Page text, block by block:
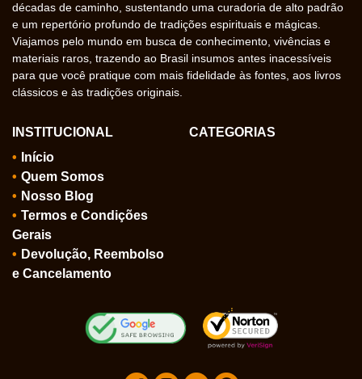
décadas de caminho, sustentando uma curadoria de alto padrão
e um repertório profundo de tradições espirituais e mágicas.
Viajamos pelo mundo em busca de conhecimento, vivências e
materiais raros, trazendo ao Brasil insumos antes inacessíveis
para que você pratique com mais fidelidade às fontes, aos livros
clássicos e às tradições originais.
INSTITUCIONAL
Início
Quem Somos
Nosso Blog
Termos e Condições
Gerais
Devolução, Reembolso
e Cancelamento
CATEGORIAS